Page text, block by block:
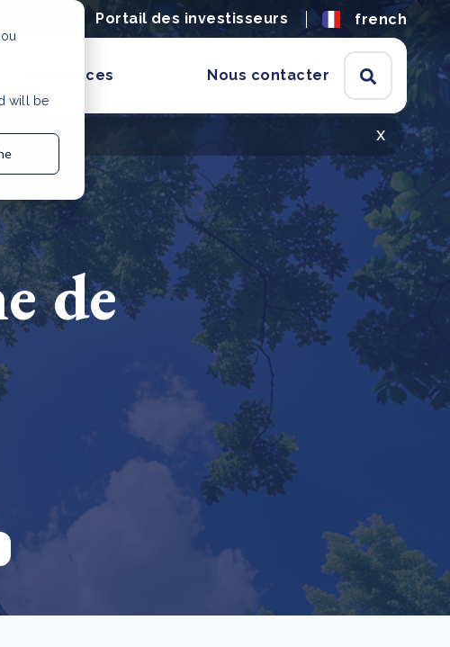
will be
Portail des investisseurs french
Ressources Nous contacter
The new SBTi Corporate Net-Zero Standard: what it
means for business
En savoir plus
x
de